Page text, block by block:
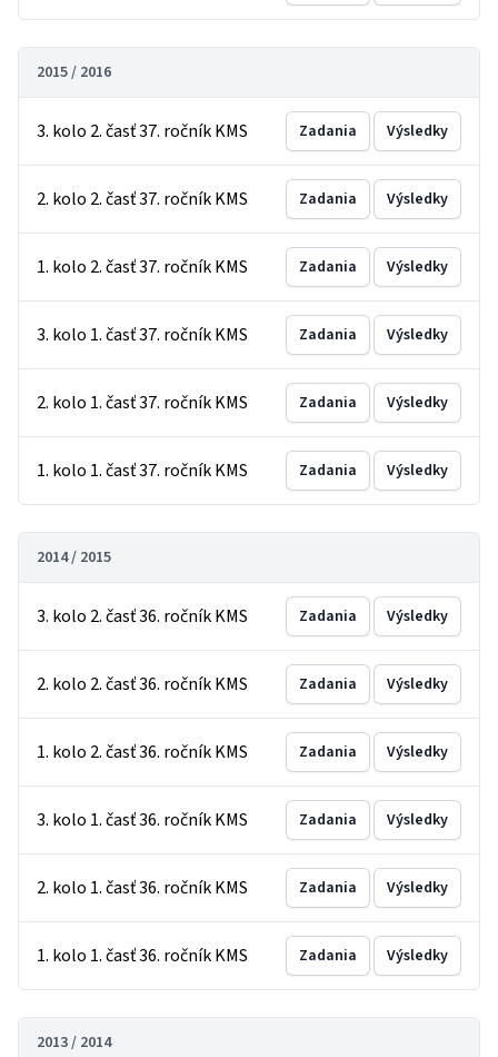
2015 / 2016
3. kolo 2. časť 37. ročník KMS Zadania Výsledky
2. kolo 2. časť 37. ročník KMS Zadania Výsledky
1. kolo 2. časť 37. ročník KMS Zadania Výsledky
3. kolo 1. časť 37. ročník KMS Zadania Výsledky
2. kolo 1. časť 37. ročník KMS Zadania Výsledky
1. kolo 1. časť 37. ročník KMS Zadania Výsledky
2014 / 2015
3. kolo 2. časť 36. ročník KMS Zadania Výsledky
2. kolo 2. časť 36. ročník KMS Zadania Výsledky
1. kolo 2. časť 36. ročník KMS Zadania Výsledky
3. kolo 1. časť 36. ročník KMS Zadania Výsledky
2. kolo 1. časť 36. ročník KMS Zadania Výsledky
1. kolo 1. časť 36. ročník KMS Zadania Výsledky
2013 / 2014